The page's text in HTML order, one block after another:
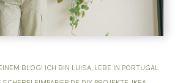
BLOG! ICH BIN LUISA, LEBE IN PORTUGAL